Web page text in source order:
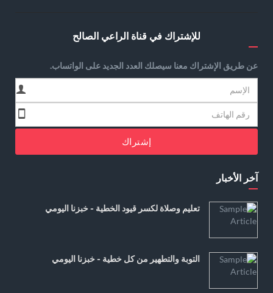
للإشتراك في قناة الراعي الصالح
عن طريق الإشتراك معنا سيصلك العدد الجديد على الواتساب.
إشتراك
آخر الأخبار
تعليم وصلاة لكسر قيود الخطية - خبزنا اليومي
التوبة والتطهير من كل خطية - خبزنا اليومي